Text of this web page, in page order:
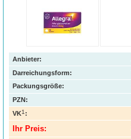
Anbieter:
Darreichungsform:
Packungsgröße:
PZN:
VK1:
Ihr Preis: